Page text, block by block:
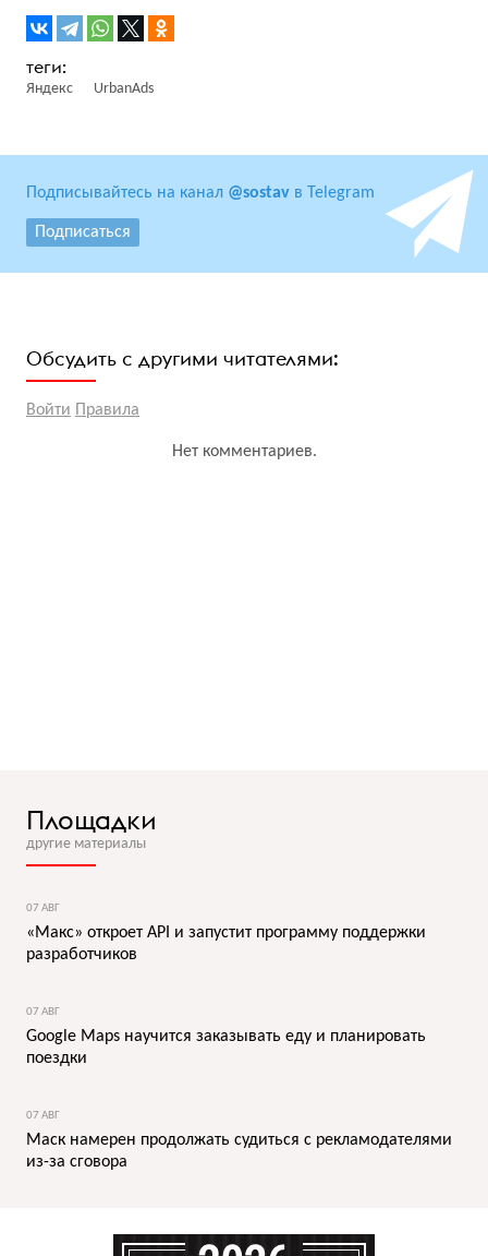
Яндекс UrbanAds
Подписывайтесь на канал @sostav в Telegram
Подписаться
Обсудить с другими читателями:
Войти Правила
Нет комментариев.
Площадки
другие материалы
07 АВГ
«Макс» откроет API и запустит программу поддержки
разработчиков
07 АВГ
Google Maps научится заказывать еду и планировать
поездки
07 АВГ
Маск намерен продолжать судиться с рекламодателями
из-за сговора